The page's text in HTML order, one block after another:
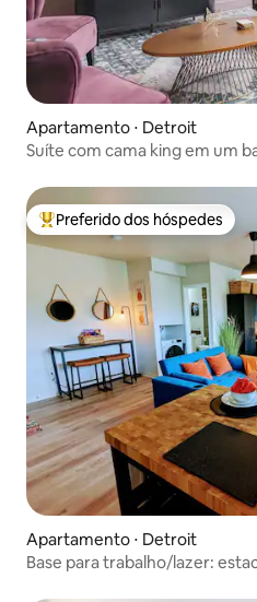
Apartamento ⋅ Detroit
Suíte com cama king em um
Entre os melhores preferidos
Preferido dos hóspedes
Apartamento ⋅ Detroit
Base para trabalho/lazer: